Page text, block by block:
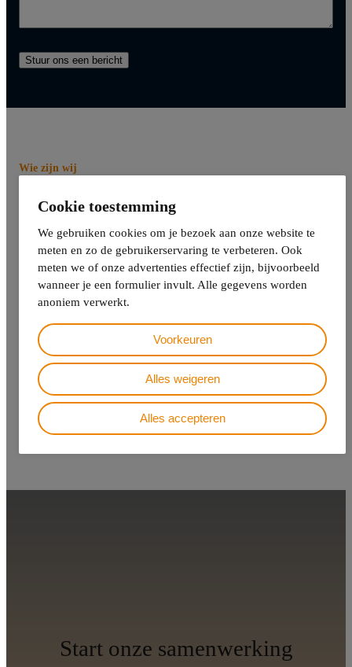
Stuur ons een bericht
Wie zijn wij
Meedenken, elkaar sterker
maken. Samen
verantwoordelijkheid dragen
Meedenken. Elkaar sterker maken. Samen
jonge en dynamische team. Onze klanten kunnen rekenen op
praktische en eenvoudig toepasbare oplossingen voor de
inrichting en afhandeling van elk klantcontactproces. Kwaliteit
staat daarbij altijd voorop. Daarnaast hechten we grote waarde
aan een goede relatie met onze klanten.
Start onze samenwerking
Cookie toestemming
We gebruiken cookies om je bezoek aan onze website te
meten en zo de gebruikerservaring te verbeteren. Ook
meten we of onze advertenties effectief zijn, bijvoorbeeld
wanneer je een formulier invult. Alle gegevens worden
anoniem verwerkt.
Voorkeuren
Alles weigeren
Alles accepteren